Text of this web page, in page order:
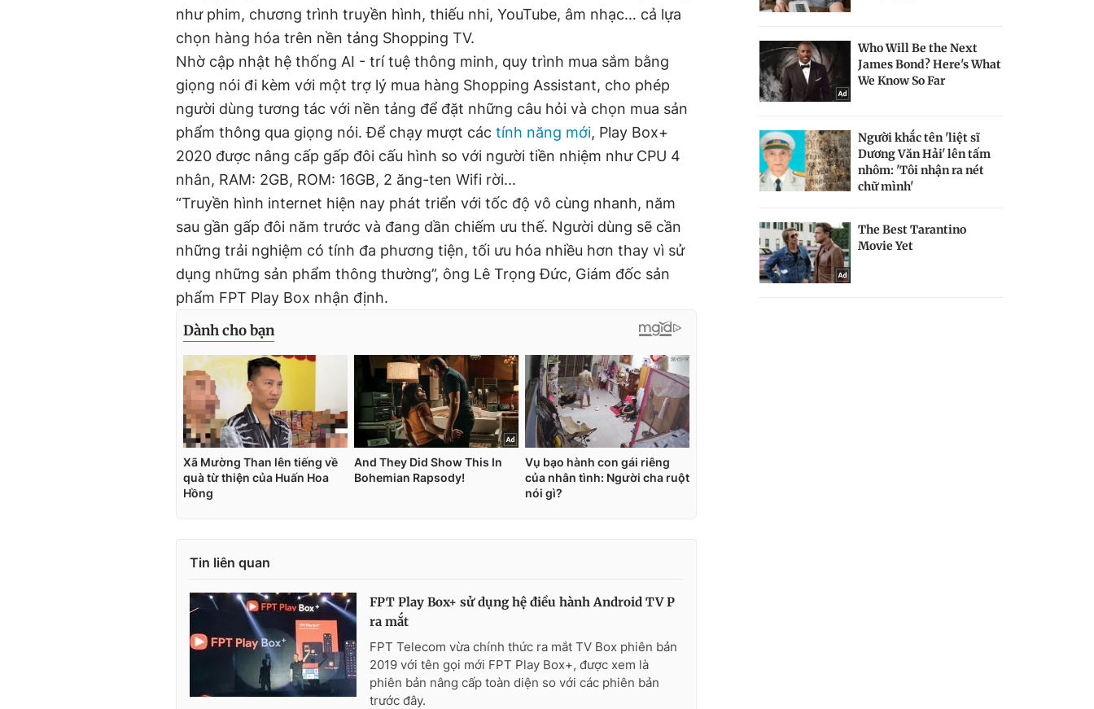
như phim, chương trình truyền hình, thiếu nhi, YouTube, âm nhạc… cả lựa
chọn hàng hóa trên nền tảng Shopping TV.
Nhờ cập nhật hệ thống AI - trí tuệ thông minh, quy trình mua sắm bằng
giọng nói đi kèm với một trợ lý mua hàng Shopping Assistant, cho phép
người dùng tương tác với nền tảng để đặt những câu hỏi và chọn mua sản
phẩm thông qua giọng nói. Để chạy mượt các tính năng mới, Play Box+
2020 được nâng cấp gấp đôi cấu hình so với người tiền nhiệm như CPU 4
nhân, RAM: 2GB, ROM: 16GB, 2 ăng-ten Wifi rời...
“Truyền hình internet hiện nay phát triển với tốc độ vô cùng nhanh, năm
sau gần gấp đôi năm trước và đang dần chiếm ưu thế. Người dùng sẽ cần
những trải nghiệm có tính đa phương tiện, tối ưu hóa nhiều hơn thay vì sử
dụng những sản phẩm thông thường”, ông Lê Trọng Đức, Giám đốc sản
phẩm FPT Play Box nhận định.
Tin liên quan
FPT Play Box+ sử dụng hệ điều hành Android TV P
ra mắt
FPT Telecom vừa chính thức ra mắt TV Box phiên bản
2019 với tên gọi mới FPT Play Box+, được xem là
phiên bản nâng cấp toàn diện so với các phiên bản
trước đây.